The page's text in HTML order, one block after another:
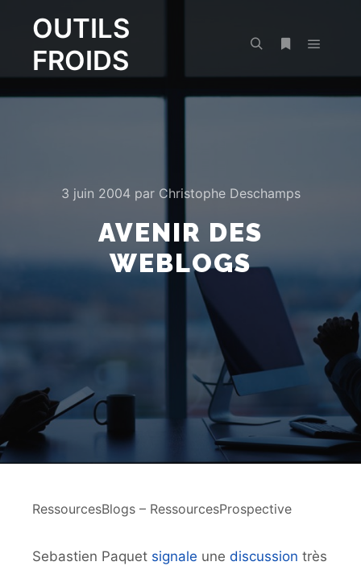
OUTILS
FROIDS
3 juin 2004par Christophe Deschamps
AVENIR DES
WEBLOGS
RessourcesBlogs – RessourcesProspective
Sebastien Paquet signale une discussion très